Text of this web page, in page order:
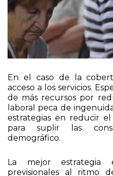
En el caso de la
acceso a los servicios.
de más recursos por
laboral peca de
estrategias en reducir el
para suplir las